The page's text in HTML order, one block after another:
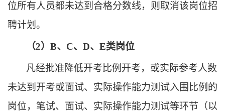
位所有人员都未达到合格分数线，则取消该岗位招
聘计划。
（2）B、C、D、E类岗位
凡经批准降低开考比例开考，或实际参考人数
未达到开考或面试、实际操作能力测试入围比例的
岗位，笔试、面试、实际操作能力测试等环节（以